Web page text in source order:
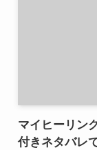
マイヒーリン
付きネタバレ